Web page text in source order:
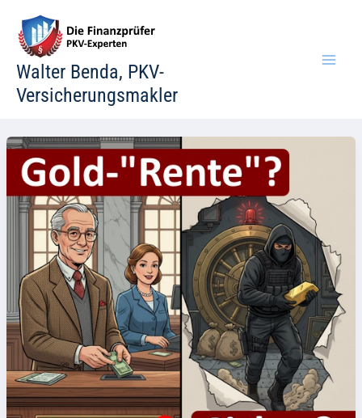
Inhalt
springen
Walter Benda, PKV-
Versicherungsmakler